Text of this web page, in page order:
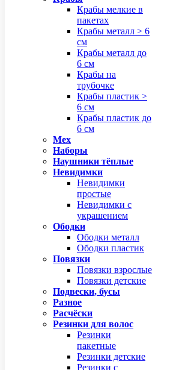
Крабы мелкие в
пакетах
Крабы металл > 6
см
Крабы металл до
6 см
Крабы на
трубочке
Крабы пластик >
6 см
Крабы пластик до
6 см
Мех
Наборы
Наушники тёплые
Невидимки
Невидимки
простые
Невидимки с
украшением
Ободки
Ободки металл
Ободки пластик
Повязки
Повязки взрослые
Повязки детские
Подвески, бусы
Разное
Расчёски
Резинки для волос
Резинки
пакетные
Резинки детские
Резинки с